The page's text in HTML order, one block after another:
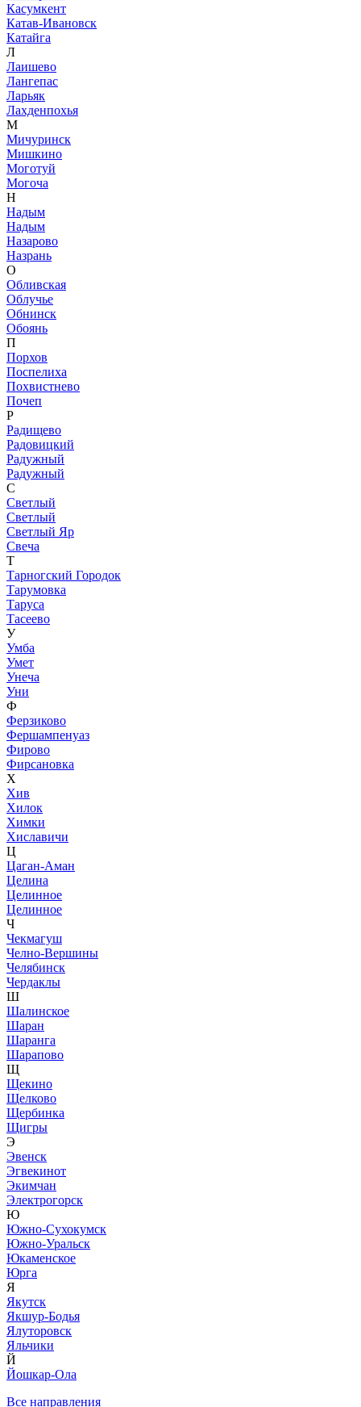
Касумкент
Катав-Ивановск
Катайга
Л
Лаишево
Лангепас
Ларьяк
Лахденпохья
М
Мичуринск
Мишкино
Моготуй
Могоча
Н
Надым
Надым
Назарово
Назрань
О
Обливская
Облучье
Обнинск
Обоянь
П
Порхов
Поспелиха
Похвистнево
Почеп
Р
Радищево
Радовицкий
Радужный
Радужный
С
Светлый
Светлый
Светлый Яр
Свеча
Т
Тарногский Городок
Тарумовка
Таруса
Тасеево
У
Умба
Умет
Унеча
Уни
Ф
Ферзиково
Фершампенуаз
Фирово
Фирсановка
Х
Хив
Хилок
Химки
Хиславичи
Ц
Цаган-Аман
Целина
Целинное
Целинное
Ч
Чекмагуш
Челно-Вершины
Челябинск
Чердаклы
Ш
Шалинское
Шаран
Шаранга
Шарапово
Щ
Щекино
Щелково
Щербинка
Щигры
Э
Эвенск
Эгвекинот
Экимчан
Электрогорск
Ю
Южно-Сухокумск
Южно-Уральск
Юкаменское
Юрга
Я
Якутск
Якшур-Бодья
Ялуторовск
Яльчики
Й
Йошкар-Ола
Все направления